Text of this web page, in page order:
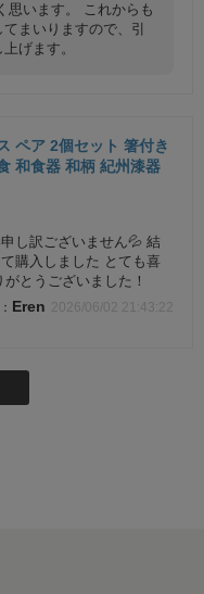
思います。 これからも
まいりますので、引
げます。
ペア 2個セット 箸付き
和食器 和柄 紀州漆器
し訳ございません💦 結
購入しました とても喜
とうございました！
Eren 2026/06/02 21:43:22